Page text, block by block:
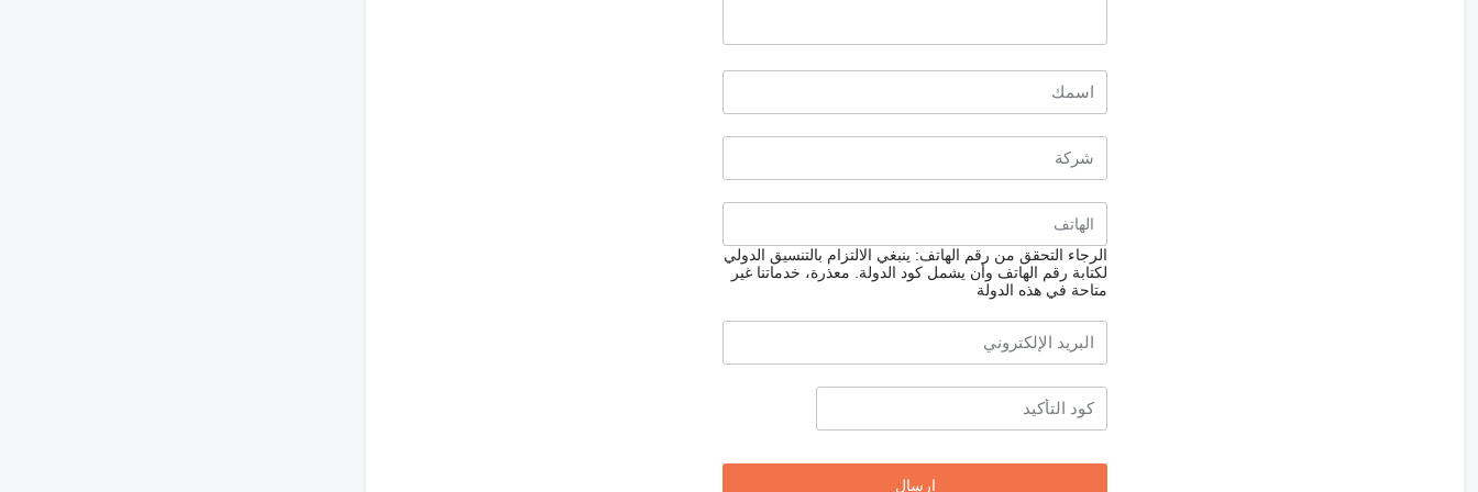
الرجاء التحقق من رقم الهاتف: ينبغي الالتزام بالتنسيق الدولي
لكتابة رقم الهاتف وأن يشمل كود الدولة.
معذرة، خدماتنا غير
متاحة في هذه الدولة